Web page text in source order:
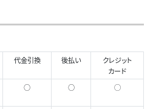
代金引換 後払い
クレジット
カード
○ ○ ◯